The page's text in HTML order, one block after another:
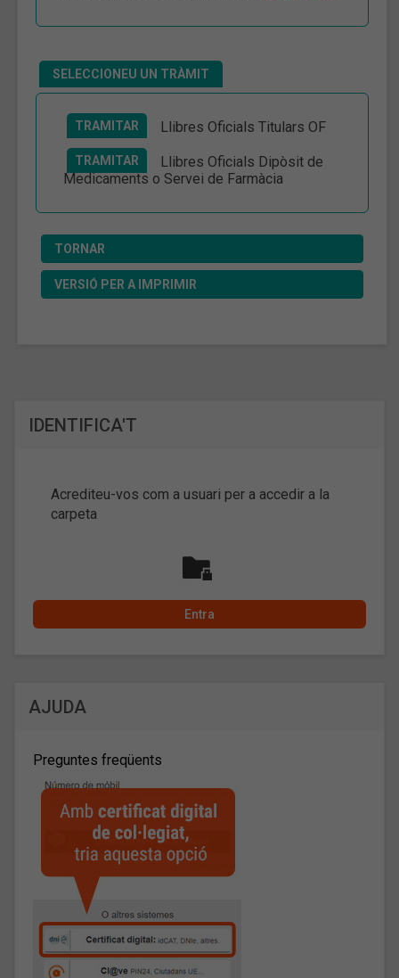
IDENTIFICA'T
Acrediteu-vos com a usuari per a accedir a la
carpeta
AJUDA
Preguntes freqüents
SELECCIONEU UN TRÀMIT
TRAMITAR Llibres Oficials Titulars OF
TRAMITAR
Llibres Oficials Dipòsit de
Medicaments o Servei de Farmàcia
TORNAR
VERSIÓ PER A IMPRIMIR